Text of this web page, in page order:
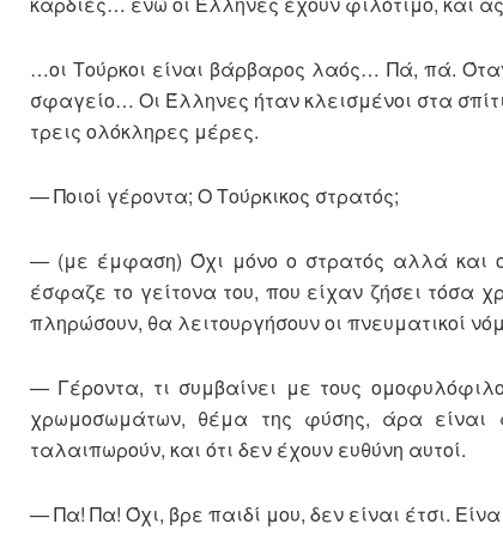
…οι Τούρκοι είναι βάρβαρος λαός… Πά, πά.
σφαγείο… Οι Έλληνες ήταν κλεισμένοι στα
τρεις ολόκληρες μέρες.
— Ποιοί γέροντα; Ο Τούρκικος στρατός;
— (με έμφαση) Όχι μόνο ο στρατός αλλά και ο
έσφαζε το γείτονα του, που είχαν ζήσει
πληρώσουν, θα λειτουργήσουν οι πνευματικοί
— Γέροντα, τι συμβαίνει με τους
χρωμοσωμάτων, θέμα της φύσης, άρα είναι
ταλαιπωρούν, και ότι δεν έχουν ευθύνη αυτοί.
— Πα! Πα! Όχι, βρε παιδί μου, δεν είναι έτσι.